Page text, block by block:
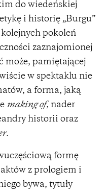
do wiedeńskiej
i historię „Burgu”
pokoleń
zaznajomionej
może, pamiętającej
w spektaklu nie
a forma, jaką
making of, nader
historii oraz
.
formę
z prologiem i
bywa, tytuły